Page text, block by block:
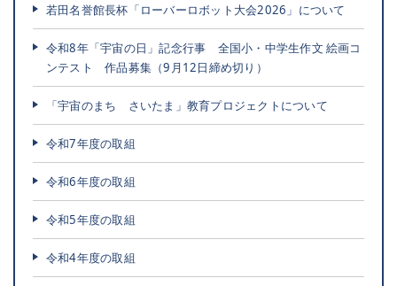
若田名誉館長杯「ローバーロボット大会2026」について
令和8年「宇宙の日」記念行事 全国小・中学生作文 絵画コ
ンテスト 作品募集（9月12日締め切り）
「宇宙のまち さいたま」教育プロジェクトについて
令和7年度の取組
令和6年度の取組
令和5年度の取組
令和4年度の取組